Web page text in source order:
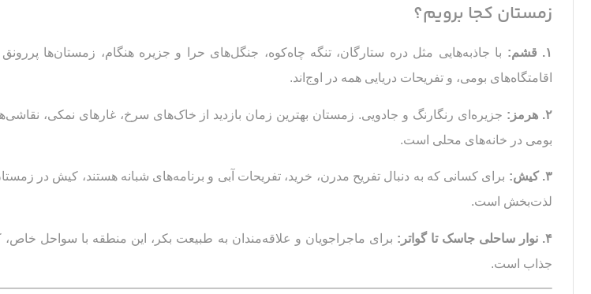
زمستان کجا برویم؟
۱. قشم:
با جاذبه‌هایی مثل دره ستارگان، تنگه چاه‌کوه، جنگل‌های حرا و جزیره هنگام، زمستان‌ها
اقامتگاه‌های بومی، و تفریحات دریایی همه در اوج‌اند.
۲. هرمز:
جزیره‌ای رنگارنگ و جادویی. زمستان بهترین زمان بازدید از خاک‌های سرخ، غارهای نمکی،
بومی در خانه‌های محلی است.
۳. کیش:
برای کسانی که به دنبال تفریح مدرن، خرید، تفریحات آبی و برنامه‌های شبانه هستند، کیش در
لذت‌بخش است.
۴. نوار ساحلی جاسک تا گواتر:
برای ماجراجویان و علاقه‌مندان به طبیعت بکر، این منطقه با سواحل خاص،
جذاب است.